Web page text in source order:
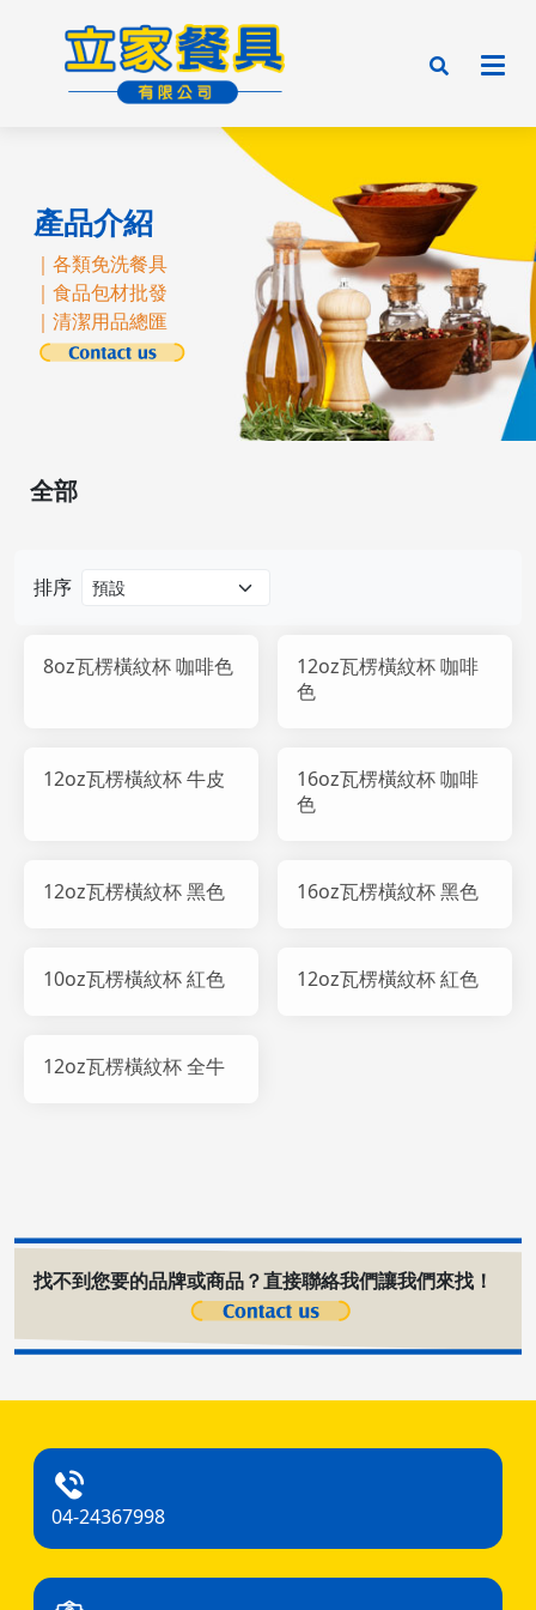
產品介紹
｜各類免洗餐具
｜食品包材批發
｜清潔用品總匯
排序
8oz瓦楞橫紋杯 咖啡色
12oz瓦楞橫紋杯 咖啡
色
12oz瓦楞橫紋杯 牛皮
16oz瓦楞橫紋杯 咖啡
色
12oz瓦楞橫紋杯 黑色 16oz瓦楞橫紋杯 黑色
10oz瓦楞橫紋杯 紅色 12oz瓦楞橫紋杯 紅色
12oz瓦楞橫紋杯 全牛
全部
找不到您要的品牌或商品？直接聯絡我們讓我們來找！
04-24367998